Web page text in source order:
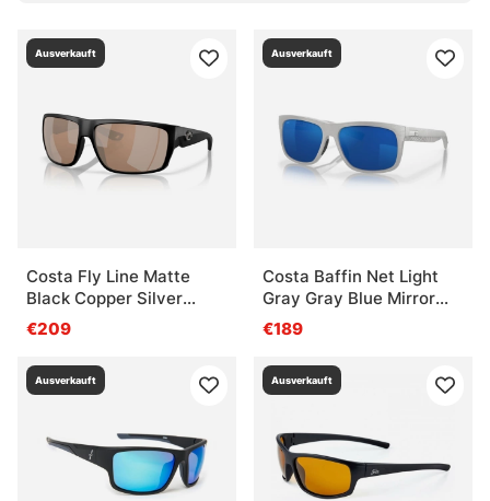
Ausverkauft
Costa Fly Line Matte
Black Copper Silver
Mirror 580G
€209
Ausverkauft
Costa Baffin Net Light
Gray Gray Blue Mirror
580G
€189
Ausverkauft Ausverkauft